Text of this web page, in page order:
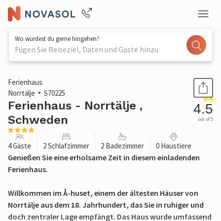
Wo würdest du gerne hingehen?
Fügen Sie Reiseziel, Daten und Gäste hinzu
1 / 25
Ferienhaus
Norrtälje
S70225
Ferienhaus - Norrtälje ,
Schweden
4.5
out of 5
4 Gäste 2 Schlafzimmer 2 Badezimmer 0 Haustiere
Genießen Sie eine erholsame Zeit in diesem einladenden
Ferienhaus.
Willkommen im Å-huset, einem der ältesten Häuser von
Norrtälje aus dem 18. Jahrhundert, das Sie in ruhiger und
doch zentraler Lage empfängt. Das Haus wurde umfassend